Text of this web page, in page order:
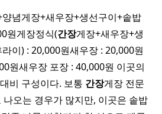
념게장+새우장+생선구이+솥밥
원게장정식(간장게장+새우장+생
이) : 20,000원새우장 : 20,000원
원새우장 포장 : 40,000원 이곳의
비 구성이다. 보통 간장게장 전문
오는 경우가 많지만, 이곳은 솥밥